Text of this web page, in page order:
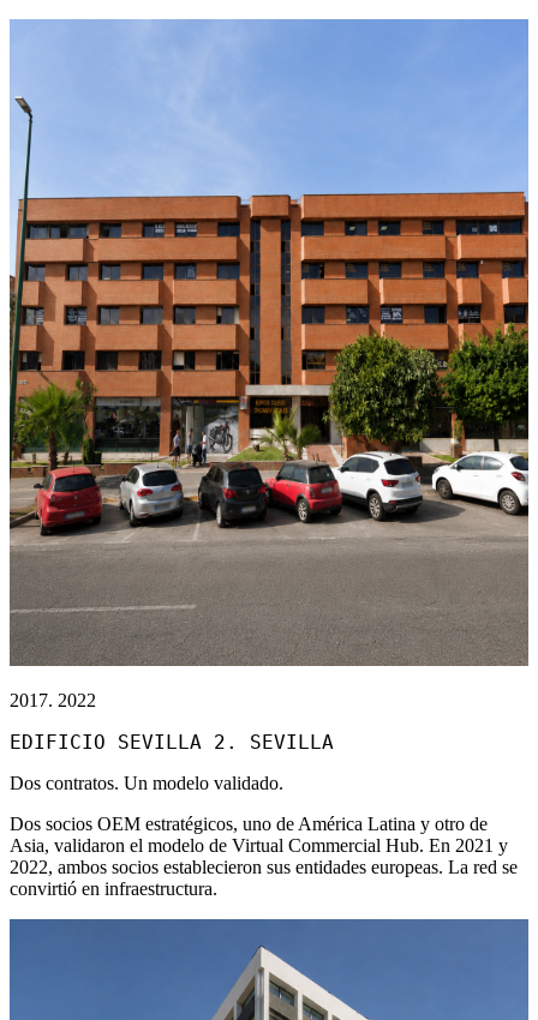
2017. 2022
EDIFICIO SEVILLA 2. SEVILLA
Dos contratos. Un modelo validado.
Dos socios OEM estratégicos, uno de América Latina y otro de
Asia, validaron el modelo de Virtual Commercial Hub. En 2021 y
2022, ambos socios establecieron sus entidades europeas. La red se
convirtió en infraestructura.